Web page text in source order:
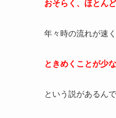
おそらく、ほとん
年々時の流れが速
ときめくことが少
という説があるんで